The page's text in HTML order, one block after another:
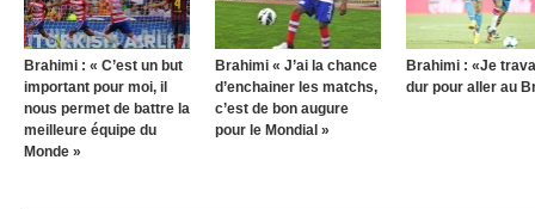
Brahimi : « C’est un but
important pour moi, il
nous permet de battre la
meilleure équipe du
Monde »
Brahimi « J’ai la chance
d’enchainer les matchs,
c’est de bon augure
pour le Mondial »
Brahimi : «Je
dur pour aller au